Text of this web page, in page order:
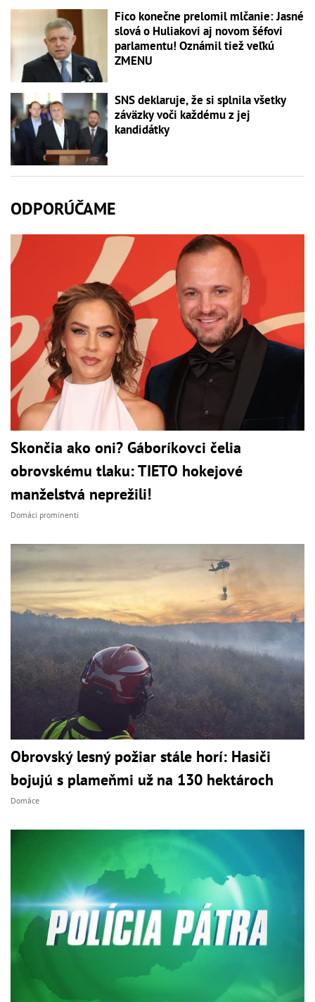
Fico konečne prelomil mlčanie: Jasné
slová o Huliakovi aj novom šéfovi
parlamentu! Oznámil tiež veľkú
ZMENU
SNS deklaruje, že si splnila všetky
záväzky voči každému z jej
kandidátky
ODPORÚČAME
Skončia ako oni? Gáboríkovci čelia
obrovskému tlaku: TIETO hokejové
manželstvá neprežili!
Domáci prominenti
Obrovský lesný požiar stále horí: Hasiči
bojujú s plameňmi už na 130 hektároch
Domáce